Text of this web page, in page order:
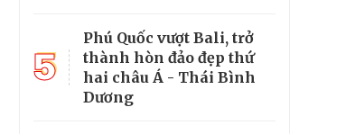
5
Phú Quốc vượt Bali, trở
thành hòn đảo đẹp thứ
hai châu Á - Thái Bình
Dương